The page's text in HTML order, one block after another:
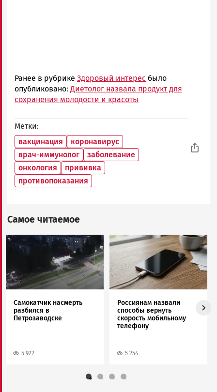
Ранее в рубрике Здоровый интерес было
опубликовано: Диетолог назвала продукт для
сохранения молодости и красоты
Метки
вакцинация
коронавирус
врач-иммунолог
заболевание
онкология
прививка
противопоказания
Самое читаемое
Image
Самокатчик насмерть
разбился в
Петрозаводске
5 922
Image
Россиянам назвали
способы вернуть
скорость мобильному
телефону
5 254